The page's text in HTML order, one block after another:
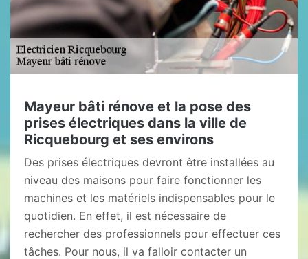
Mayeur bâti rénove et la pose des
prises électriques dans la ville de
Ricquebourg et ses environs
Des prises électriques devront être installées au
niveau des maisons pour faire fonctionner les
machines et les matériels indispensables pour le
quotidien. En effet, il est nécessaire de
rechercher des professionnels pour effectuer ces
tâches. Pour nous, il va falloir contacter un